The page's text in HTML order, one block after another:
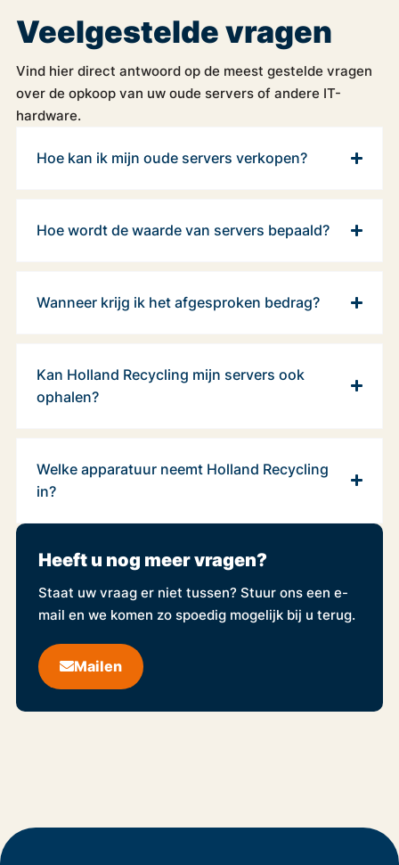
Veelgestelde vragen
Vind hier direct antwoord op de meest gestelde vragen
over de opkoop van uw oude servers of andere IT-
hardware.
Hoe kan ik mijn oude servers verkopen?
Hoe wordt de waarde van servers bepaald?
Wanneer krijg ik het afgesproken bedrag?
Kan Holland Recycling mijn servers ook
ophalen?
Welke apparatuur neemt Holland Recycling
in?
Heeft u nog meer vragen?
Staat uw vraag er niet tussen? Stuur ons een e-
mail en we komen zo spoedig mogelijk bij u terug.
Mailen